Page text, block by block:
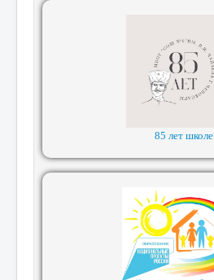
85 лет школе